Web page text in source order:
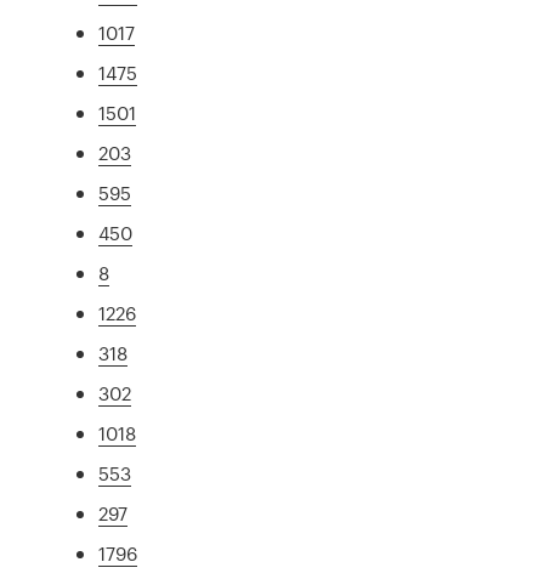
1017
1475
1501
203
595
450
8
1226
318
302
1018
553
297
1796